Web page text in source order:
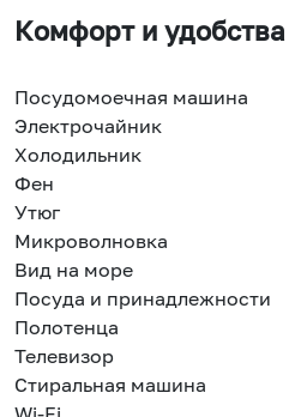
Комфорт и удобства
Посудомоечная машина
Электрочайник
Холодильник
Фен
Утюг
Микроволновка
Вид на море
Посуда и принадлежности
Полотенца
Телевизор
Стиральная машина